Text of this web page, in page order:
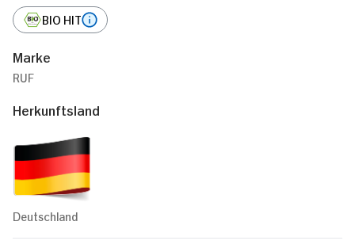
BIO HIT
Marke
RUF
Herkunftsland
Deutschland